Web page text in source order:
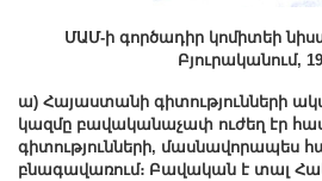
ՄԱՄ-ի գործադիր կոմիտեի
Բյուրականում,
ա) Հայաստանի գիտությունների
կազմը բավականաչափ ուժեղ էր
գիտությունների, մասնավորապես
բնագավառում։ Բավական է տալ